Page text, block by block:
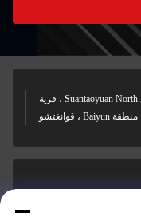
الغرفة B101 ، رقم 10 شارع Suantaoyuan North ، قرية